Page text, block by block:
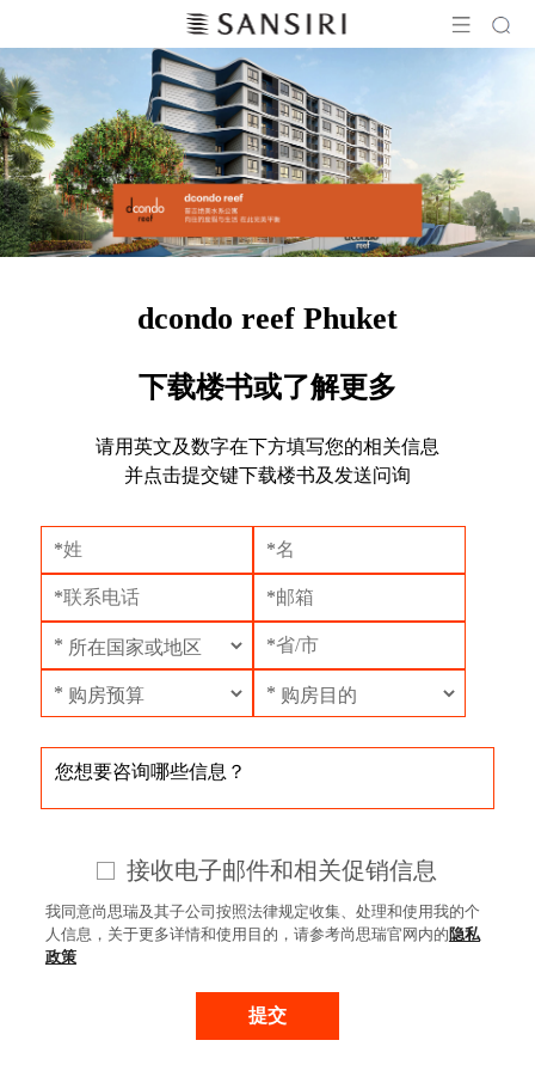
dcondo reef Phuket
下载楼书或了解更多
请用英文及数字在下方填写您的相关信息
并点击提交键下载楼书及发送问询
* *
* *
* *
* *
接收电子邮件和相关促销信息
我同意尚思瑞及其子公司按照法律规定收集、处理和使用我的个
人信息，关于更多详情和使用目的，请参考尚思瑞官网内的 隐私
政策
提交